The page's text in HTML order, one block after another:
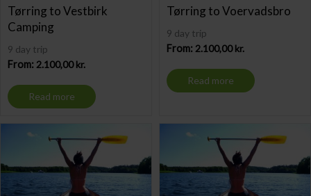
Tørring to Vestbirk
Camping
9 day trip
From: 2.100,00kr.
Read more
Tørring to Voervadsbro
9 day trip
From: 2.100,00kr.
Read more